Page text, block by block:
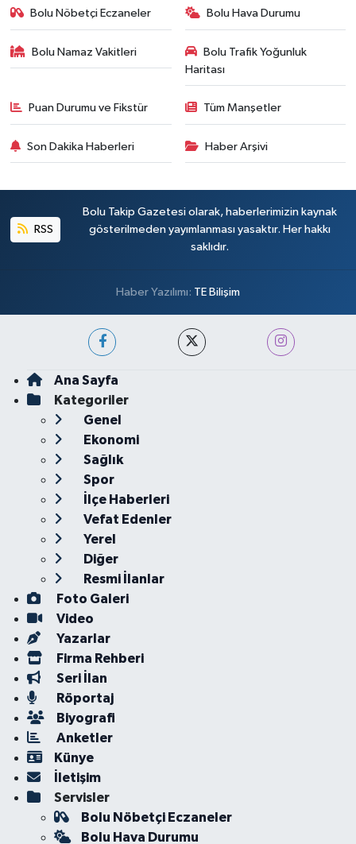
Bolu Nöbetçi Eczaneler Bolu Hava Durumu
Bolu Namaz Vakitleri
Bolu Trafik Yoğunluk
Haritası
Puan Durumu ve Fikstür Tüm Manşetler
Son Dakika Haberleri Haber Arşivi
RSS
Bolu Takip Gazetesi olarak, haberlerimizin kaynak
gösterilmeden yayımlanması yasaktır. Her hakkı
saklıdır.
Haber Yazılımı: TE Bilişim
Ana Sayfa
Kategoriler
Genel
Ekonomi
Sağlık
Spor
İlçe Haberleri
Vefat Edenler
Yerel
Diğer
Resmi İlanlar
Foto Galeri
Video
Yazarlar
Firma Rehberi
Seri İlan
Röportaj
Biyografi
Anketler
Künye
İletişim
Servisler
Bolu Nöbetçi Eczaneler
Bolu Hava Durumu